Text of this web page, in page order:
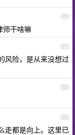
70
师干啥嘛
71
风险，是从来没想过
72
73
走都是向上。这里已